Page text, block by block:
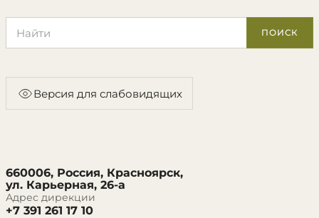
ПОИСК
Версия для слабовидящих
660006, Россия, Красноярск,
ул. Карьерная, 26-а
Адрес дирекции
+7 391 261 17 10